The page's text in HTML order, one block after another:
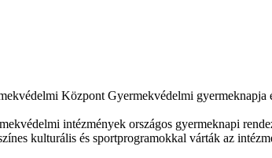
Központ Gyermekvédelmi gyermeknapja
intézmények országos gyermeknapi
kulturális és sportprogramokkal várták az